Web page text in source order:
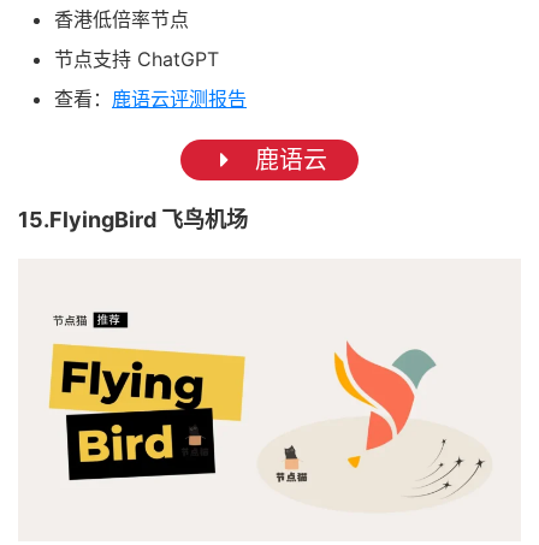
香港低倍率节点
节点支持 ChatGPT
查看： 鹿语云评测报告
鹿语云
15.FlyingBird 飞鸟机场